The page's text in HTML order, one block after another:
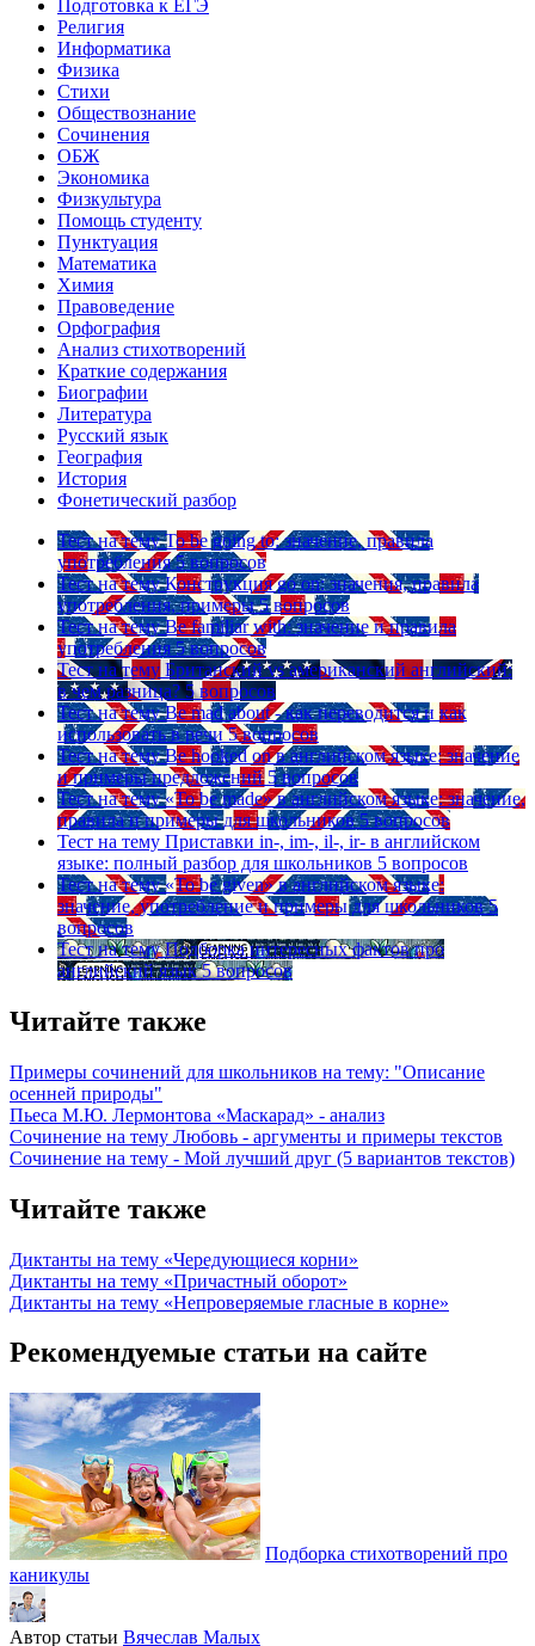
Подготовка к ЕГЭ
Религия
Информатика
Физика
Стихи
Обществознание
Сочинения
ОБЖ
Экономика
Физкультура
Помощь студенту
Пунктуация
Математика
Химия
Правоведение
Орфография
Анализ стихотворений
Краткие содержания
Биографии
Литература
Русский язык
География
История
Фонетический разбор
Тест на тему To be going to: значение, правила
употребления 5 вопросов
Тест на тему Конструкция go on: значения, правила
употребления, примеры 5 вопросов
Тест на тему Be familiar with: значение и правила
употребления 5 вопросов
Тест на тему Британский vs американский английский:
в чем разница? 5 вопросов
Тест на тему Be mad about - как переводится и как
использовать в речи 5 вопросов
Тест на тему Be hooked on в английском языке: значение
и примеры предложений 5 вопросов
Тест на тему «To be made» в английском языке: значение,
правила и примеры для школьников 5 вопросов
Тест на тему Приставки in-, im-, il-, ir- в английском
языке: полный разбор для школьников 5 вопросов
Тест на тему «To be given» в английском языке:
значение, употребление и примеры для школьников 5
вопросов
Тест на тему Подборка интересных фактов про
английский язык 5 вопросов
Читайте также
Примеры сочинений для школьников на тему: "Описание
осенней природы"
Пьеса М.Ю. Лермонтова «Маскарад» - анализ
Сочинение на тему Любовь - аргументы и примеры текстов
Сочинение на тему - Мой лучший друг (5 вариантов текстов)
Читайте также
Диктанты на тему «Чередующиеся корни»
Диктанты на тему «Причастный оборот»
Диктанты на тему «Непроверяемые гласные в корне»
Рекомендуемые статьи на сайте
Подборка стихотворений про
каникулы
Автор статьи Вячеслав Малых